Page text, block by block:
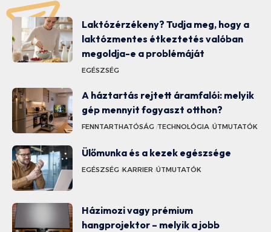
Laktózérzékeny? Tudja meg, hogy a
laktózmentes étkeztetés valóban
megoldja-e a problémáját
EGÉSZSÉG
A háztartás rejtett áramfalói: melyik
gép mennyit fogyaszt otthon?
FENNTARTHATÓSÁG TECHNOLÓGIA ÚTMUTATÓK
Ülőmunka és a kezek egészsége
EGÉSZSÉG KARRIER ÚTMUTATÓK
Házimozi vagy prémium
hangprojektor – melyik a jobb